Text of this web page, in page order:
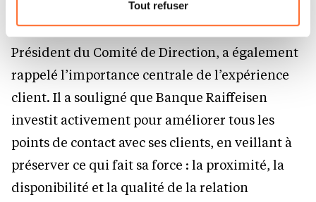
nous utilisons lescookies et sommes amenés à traiter
Charte d’usage des cookieset notrePolitique de
protection des données personnelles.
Tout refuser
Lors de l’Assemblée Générale, Laurent Zahles,
Président du Comité de Direction, a également
rappelé l’importance centrale de l’expérience
client. Il a souligné que Banque Raiffeisen
investit activement pour améliorer tous les
points de contact avec ses clients, en veillant à
préserver ce qui fait sa force : la proximité, la
disponibilité et la qualité de la relation